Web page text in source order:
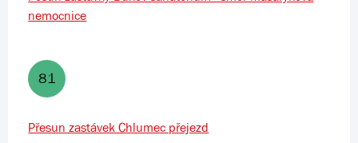
nemocnice
81
Přesun zastávek Chlumec přejezd